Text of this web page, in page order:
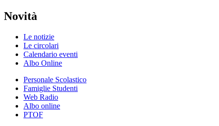
Novità
Le notizie
Le circolari
Calendario eventi
Albo Online
Personale Scolastico
Famiglie Studenti
Web Radio
Albo online
PTOF